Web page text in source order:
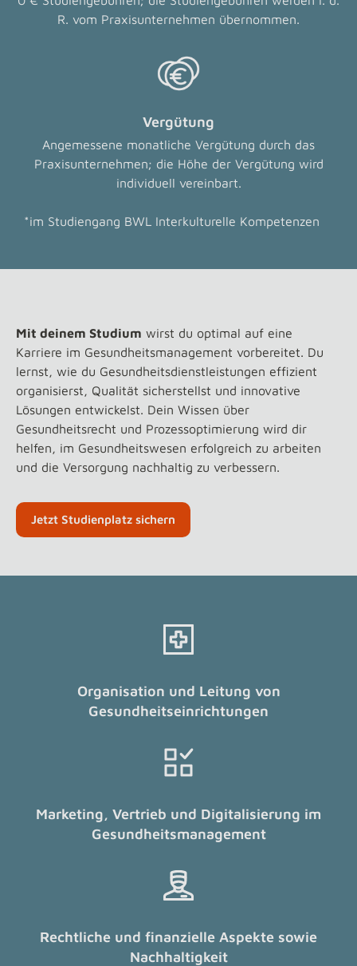
R. vom Praxisunternehmen übernommen.
Vergütung
Angemessene monatliche Vergütung durch das
Praxisunternehmen; die Höhe der Vergütung wird
individuell vereinbart.
*im Studiengang BWL Interkulturelle Kompetenzen
Mit deinem Studium wirst du optimal auf eine
Karriere im Gesundheitsmanagement vorbereitet. Du
lernst, wie du Gesundheitsdienstleistungen effizient
organisierst, Qualität sicherstellst und innovative
Lösungen entwickelst. Dein Wissen über
Gesundheitsrecht und Prozessoptimierung wird dir
helfen, im Gesundheitswesen erfolgreich zu arbeiten
und die Versorgung nachhaltig zu verbessern.
Jetzt Studienplatz sichern
Organisation und Leitung von
Gesundheitseinrichtungen
Marketing, Vertrieb und Digitalisierung im
Gesundheitsmanagement
Rechtliche und finanzielle Aspekte sowie
Nachhaltigkeit